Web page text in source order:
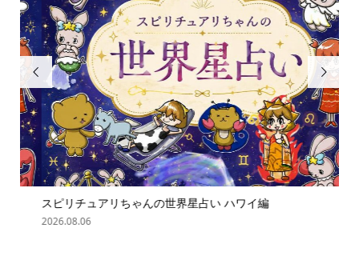

スピリチュアリちゃんの世界星占い ハワイ編
2026.08.06
